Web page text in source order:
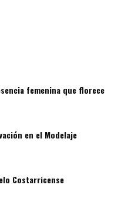
femenina que florece
en el Modelaje
Costarricense